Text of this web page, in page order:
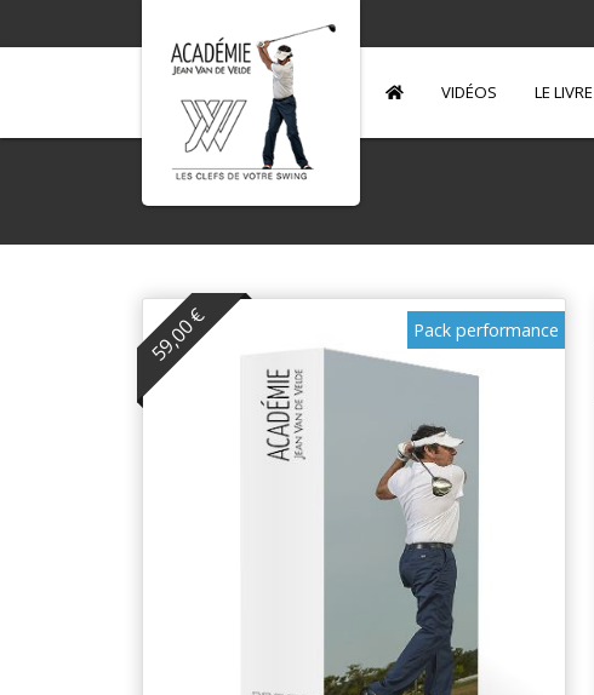
VIDÉOS LE LIVRE
59,00 € Pack performance